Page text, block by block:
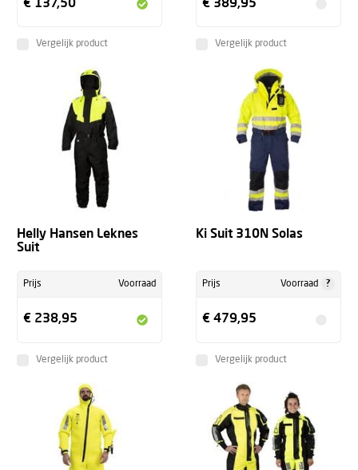
€ 137,50
Vergelijk product
€ 389,95
Vergelijk product
Helly Hansen Leknes
Suit
Prijs Voorraad
€ 238,95
Vergelijk product
Ki Suit 310N Solas
Prijs Voorraad ?
€ 479,95
Vergelijk product